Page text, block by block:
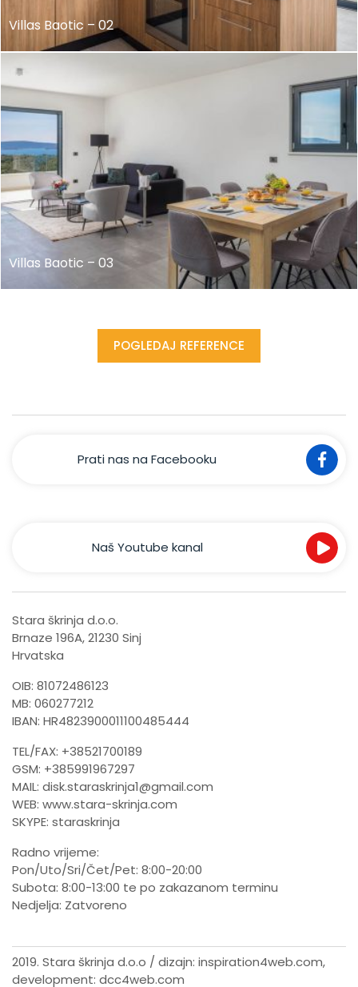
Villas Baotic – 02
Villas Baotic – 03
POGLEDAJ REFERENCE
Prati nas na Facebooku
Naš Youtube kanal
Stara škrinja d.o.o.
Brnaze 196A, 21230 Sinj
Hrvatska
OIB: 81072486123
MB: 060277212
IBAN: HR4823900011100485444
TEL/FAX: +38521700189
GSM: +385991967297
MAIL: disk.staraskrinja1@gmail.com
WEB: www.stara-skrinja.com
SKYPE: staraskrinja
Radno vrijeme:
Pon/Uto/Sri/Čet/Pet: 8:00-20:00
Subota: 8:00-13:00 te po zakazanom terminu
Nedjelja: Zatvoreno
2019. Stara škrinja d.o.o / dizajn: inspiration4web.com,
development: dcc4web.com